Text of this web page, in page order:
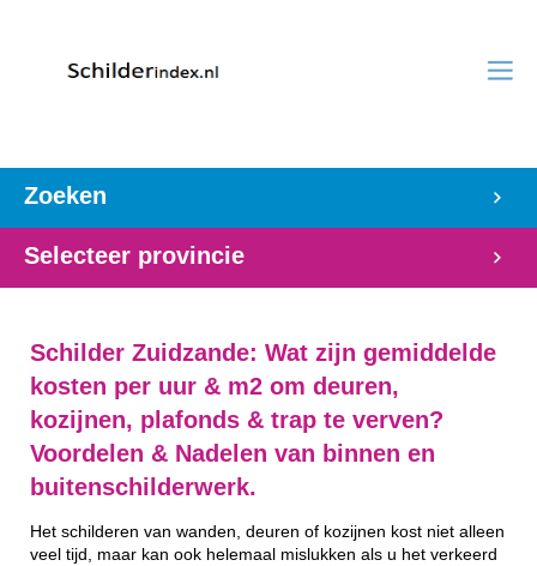
Zoeken
Selecteer provincie
Schilder Zuidzande: Wat zijn gemiddelde
kosten per uur & m2 om deuren,
kozijnen, plafonds & trap te verven?
Voordelen & Nadelen van binnen en
buitenschilderwerk.
Het schilderen van wanden, deuren of kozijnen kost niet alleen
veel tijd, maar kan ook helemaal mislukken als u het verkeerd